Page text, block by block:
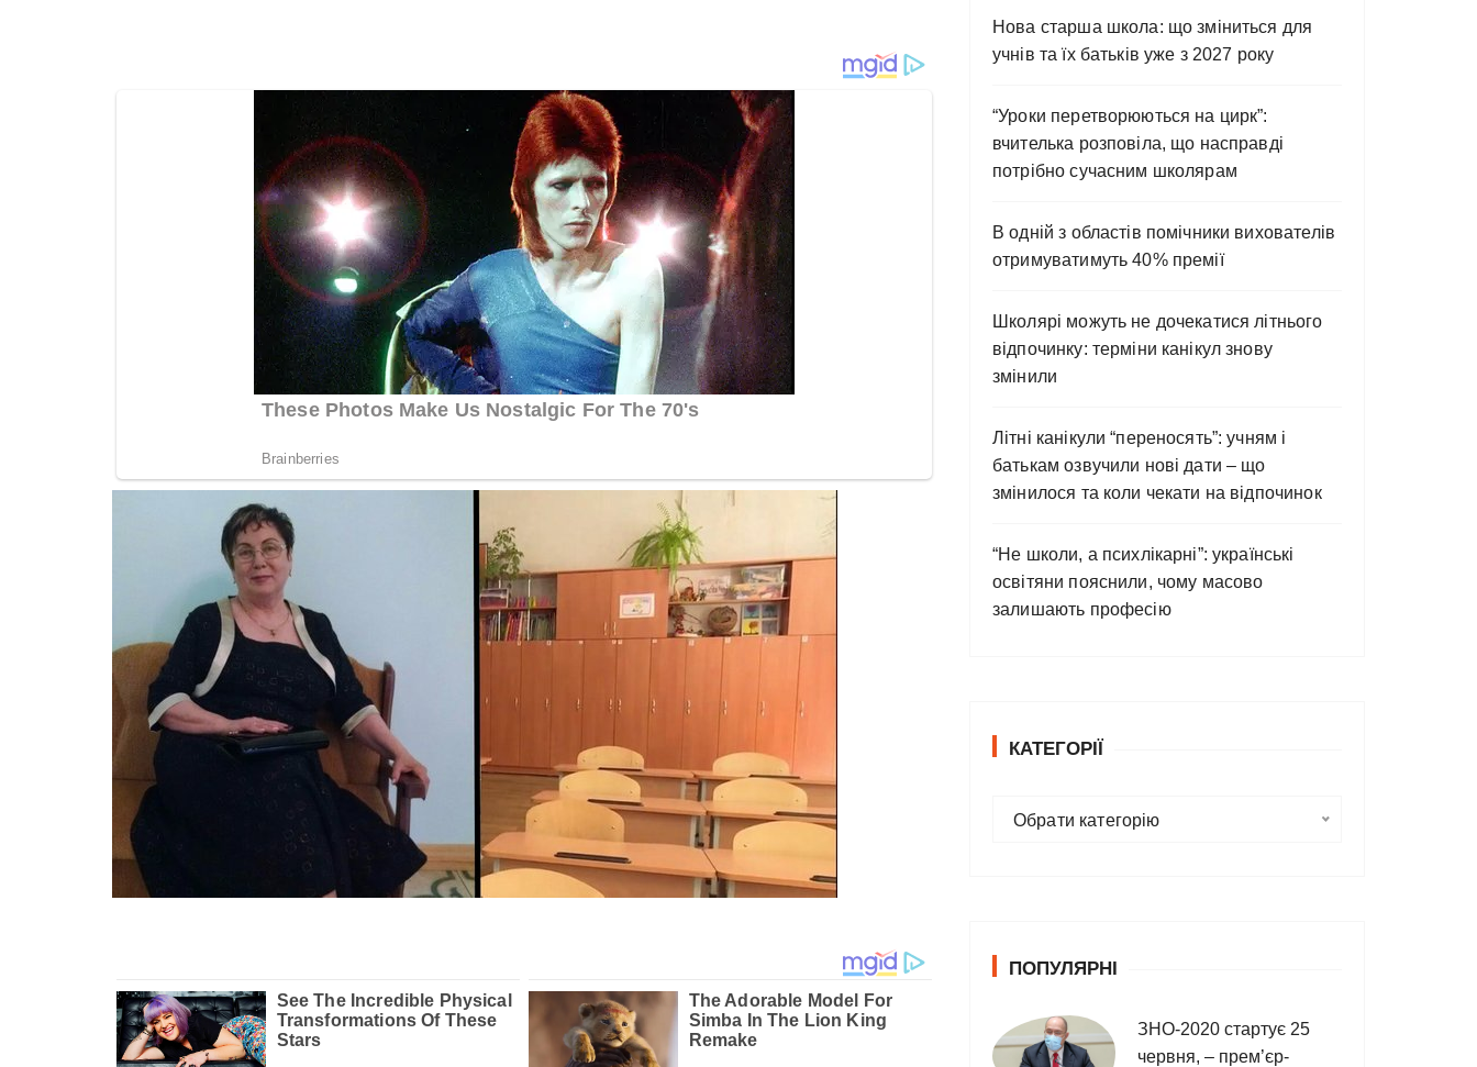
Нова старша школа: що зміниться для
учнів та їх батьків уже з 2027 року
“Уроки перетворюються на цирк”:
вчителька розповіла, що насправді
потрібно сучасним школярам
В одній з областів помічники вихователів
отримуватимуть 40% премії
Школярі можуть не дочекатися літнього
відпочинку: терміни канікул знову
змінили
Літні канікули “переносять”: учням і
батькам озвучили нові дати – що
змінилося та коли чекати на відпочинок
“Не школи, а психлікарні”: українські
освітяни пояснили, чому масово
залишають професію
КАТЕГОРІЇ
р
Обрати категорію
ПОПУЛЯРНІ
ЗНО-2020 стартує 25
червня, – прем’єр-